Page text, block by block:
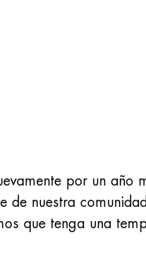
por un año
de nuestra
que tenga una